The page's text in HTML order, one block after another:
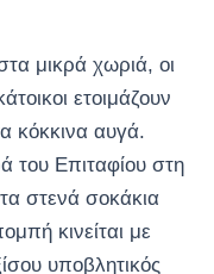
μικρά χωριά, οι
ετοιμάζουν
κόκκινα αυγά.
του Επιταφίου στη
στενά σοκάκια
κινείται με
υποβλητικός